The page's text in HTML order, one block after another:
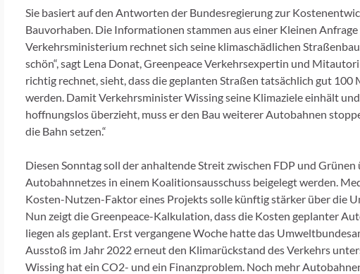
Sie basiert auf den Antworten der Bundesregierung zur
Bauvorhaben. Die Informationen stammen aus einer Kleinen Anfrage
Verkehrsministerium rechnet sich seine klimaschädlichen
schön“, sagt Lena Donat, Greenpeace Verkehrsexpertin und
richtig rechnet, sieht, dass die geplanten Straßen tatsächlich gut
werden. Damit Verkehrsminister Wissing seine Klimaziele einhält
hoffnungslos überzieht, muss er den Bau weiterer Autobahnen
die Bahn setzen.“
Diesen Sonntag soll der anhaltende Streit zwischen FDP und Grünen
Autobahnnetzes in einem Koalitionsausschuss beigelegt werden.
Kosten-Nutzen-Faktor eines Projekts solle künftig stärker über die
Nun zeigt die Greenpeace-Kalkulation, dass die Kosten geplanter
liegen als geplant. Erst vergangene Woche hatte das
Ausstoß im Jahr 2022 erneut den Klimarückstand des Verkehrs
Wissing hat ein CO2- und ein Finanzproblem. Noch mehr